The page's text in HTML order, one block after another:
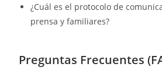
¿Cuál es el protocolo de
prensa y familiares?
Preguntas Frecuentes